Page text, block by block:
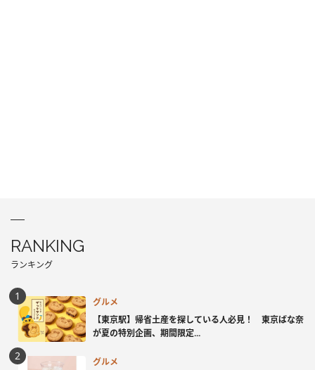
RANKING
ランキング
グルメ
【東京駅】帰省土産を探している人必見！ 東京ばな奈
が夏の特別企画、期間限定...
グルメ